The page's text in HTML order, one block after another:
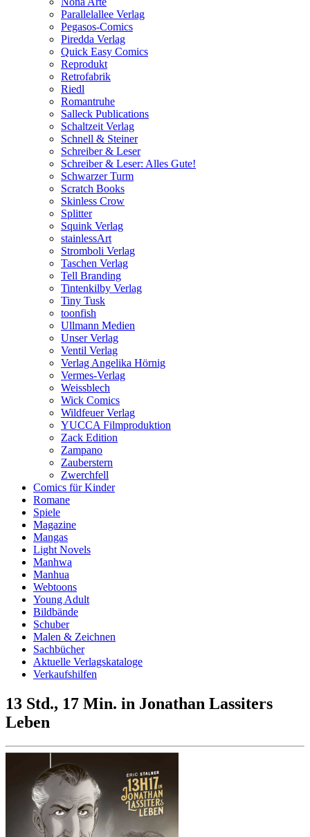
Parallelallee Verlag
Pegasos-Comics
Piredda Verlag
Quick Easy Comics
Reprodukt
Retrofabrik
Riedl
Romantruhe
Salleck Publications
Schaltzeit Verlag
Schnell & Steiner
Schreiber & Leser
Schreiber & Leser: Alles Gute!
Schwarzer Turm
Scratch Books
Skinless Crow
Splitter
Squink Verlag
stainlessArt
Stromboli Verlag
Taschen Verlag
Tell Branding
Tintenkilby Verlag
Tiny Tusk
toonfish
Ullmann Medien
Unser Verlag
Ventil Verlag
Verlag Angelika Hörnig
Vermes-Verlag
Weissblech
Wick Comics
Wildfeuer Verlag
YUCCA Filmproduktion
Zack Edition
Zampano
Zauberstern
Zwerchfell
Comics für Kinder
Romane
Spiele
Magazine
Mangas
Light Novels
Manhwa
Manhua
Webtoons
Young Adult
Bildbände
Schuber
Malen & Zeichnen
Sachbücher
Aktuelle Verlagskataloge
Verkaufshilfen
13 Std., 17 Min. in Jonathan Lassiters
Leben